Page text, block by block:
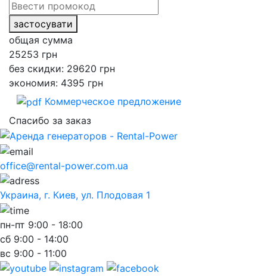
застосувати
общая сумма
25253 грн
без скидки: 29620 грн
экономия: 4395 грн
Коммерческое предложение
Спасибо за заказ
office@rental-power.com.ua
Украина, г. Киев, ул. Плодовая 1
пн-пт 9:00 - 18:00
сб 9:00 - 14:00
вс 9:00 - 11:00